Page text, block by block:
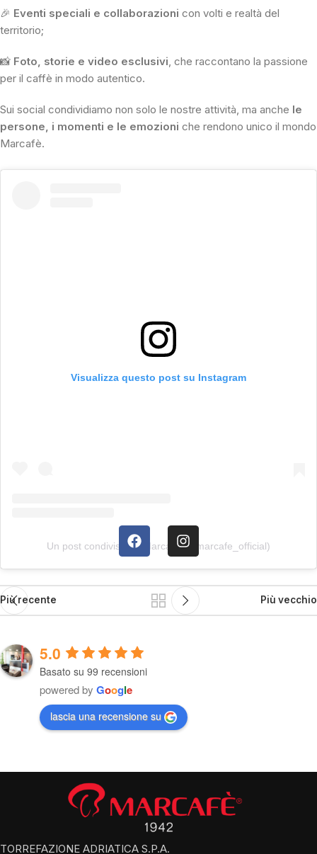
🎉 Eventi speciali e collaborazioni con volti e realtà del
territorio;
📸 Foto, storie e video esclusivi, che raccontano la passione
per il caffè in modo autentico.
Sui social condividiamo non solo le nostre attività, ma anche le
persone, i momenti e le emozioni che rendono unico il mondo
Marcafè.
Visualizza questo post su Instagram
Un post condiviso da Marcafè (@marcafe_official)
Più recente Più vecchio
5.0
Basato su 99 recensioni
powered by Google
lascia una recensione su
TORREFAZIONE ADRIATICA S.P.A.